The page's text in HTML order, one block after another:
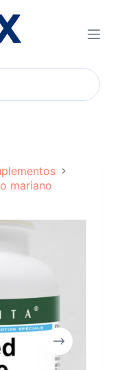
mariano